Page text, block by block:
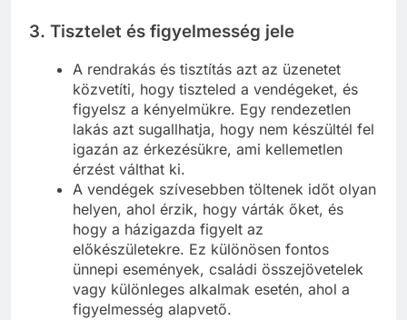
3. Tisztelet és figyelmesség jele
A rendrakás és tisztítás azt az üzenetet
közvetíti, hogy tiszteled a vendégeket, és
figyelsz a kényelmükre. Egy rendezetlen
lakás azt sugallhatja, hogy nem készültél fel
igazán az érkezésükre, ami kellemetlen
érzést válthat ki.
A vendégek szívesebben töltenek időt olyan
helyen, ahol érzik, hogy várták őket, és
hogy a házigazda figyelt az
előkészületekre. Ez különösen fontos
ünnepi események, családi összejövetelek
vagy különleges alkalmak esetén, ahol a
figyelmesség alapvető.